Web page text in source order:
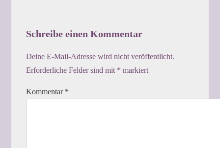
Schreibe einen Kommentar
Deine E-Mail-Adresse wird nicht veröffentlicht.
Erforderliche Felder sind mit * markiert
Kommentar *